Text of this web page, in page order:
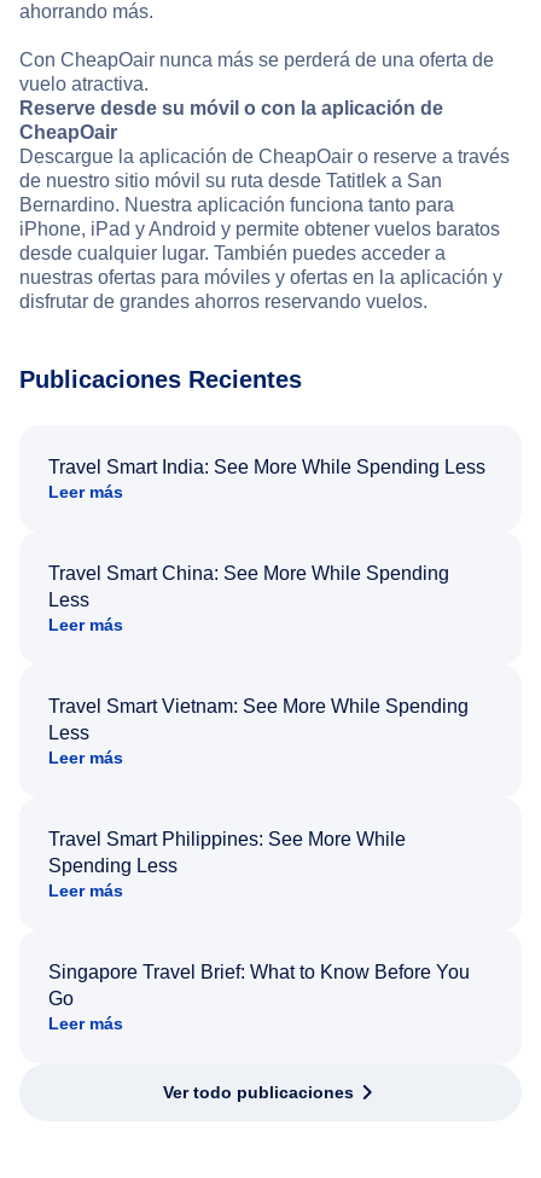
ahorrando más.
Con CheapOair nunca más se perderá de una oferta de
vuelo atractiva.
Reserve desde su móvil o con la aplicación de
CheapOair
Descargue la aplicación de CheapOair o reserve a través
de nuestro sitio móvil su ruta desde Tatitlek a San
Bernardino. Nuestra aplicación funciona tanto para
iPhone, iPad y Android y permite obtener vuelos baratos
desde cualquier lugar. También puedes acceder a
nuestras ofertas para móviles y ofertas en la aplicación y
disfrutar de grandes ahorros reservando vuelos.
Publicaciones Recientes
Travel Smart India: See More While Spending Less
Leer más
Travel Smart China: See More While Spending
Less
Leer más
Travel Smart Vietnam: See More While Spending
Less
Leer más
Travel Smart Philippines: See More While
Spending Less
Leer más
Singapore Travel Brief: What to Know Before You
Go
Leer más
Ver todo publicaciones